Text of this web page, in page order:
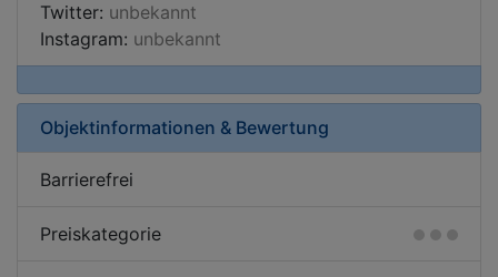
Twitter: unbekannt
Instagram: unbekannt
Objektinformationen & Bewertung
Barrierefrei
Preiskategorie